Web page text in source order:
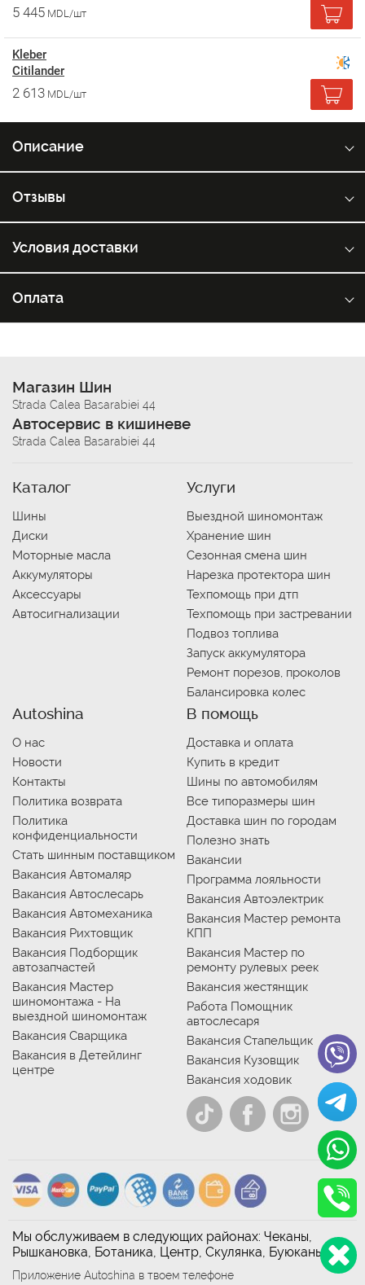
5 445 MDL/шт
Kleber
Citilander
2 613 MDL/шт
Описание
Отзывы
Условия доставки
Оплата
Магазин Шин
Strada Calea Basarabiei 44
Автосервис в кишиневе
Strada Calea Basarabiei 44
Каталог
Шины
Диски
Моторные масла
Аккумуляторы
Аксессуары
Автосигнализации
Услуги
Выездной шиномонтаж
Хранение шин
Сезонная смена шин
Нарезка протектора шин
Техпомощь при дтп
Техпомощь при застревании
Подвоз топлива
Запуск аккумулятора
Ремонт порезов, проколов
Балансировка колес
Autoshina
О нас
Новости
Контакты
Политика возврата
Политика
конфиденциальности
Стать шинным поставщиком
Вакансия Автомаляр
Вакансия Автослесарь
Вакансия Автомеханика
Вакансия Рихтовщик
Вакансия Подборщик
автозапчастей
Вакансия Мастер
шиномонтажа - На
выездной шиномонтаж
Вакансия Сварщика
Вакансия в Детейлинг
центре
В помощь
Доставка и оплата
Купить в кредит
Шины по автомобилям
Все типоразмеры шин
Доставка шин по городам
Полезно знать
Вакансии
Программа лояльности
Вакансия Автоэлектрик
Вакансия Мастер ремонта
КПП
Вакансия Мастер по
ремонту рулевых реек
Вакансия жестянщик
Работа Помощник
автослесаря
Вакансия Стапельщик
Вакансия Кузовщик
Вакансия ходовик
Мы обслуживаем в следующих районах: Чеканы,
Рышкановка, Ботаника, Центр, Скулянка, Буюканы
Приложение Autoshina в твоем телефоне